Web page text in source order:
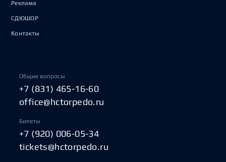
Реклама
СДЮШОР
Контакты
Общие вопросы
+7 (831) 465-16-60
office@hctorpedo.ru
Билеты
+7 (920) 006-05-34
tickets@hctorpedo.ru